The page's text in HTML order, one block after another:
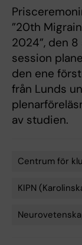
”20th
2024”, den
session
den ene
från Lunds
av studien.
Centrum för
KIPN